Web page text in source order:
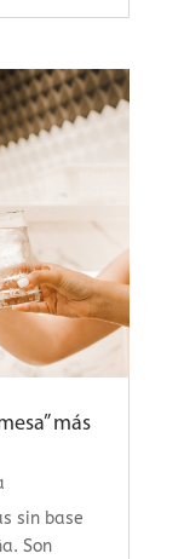
más
sin base
Son